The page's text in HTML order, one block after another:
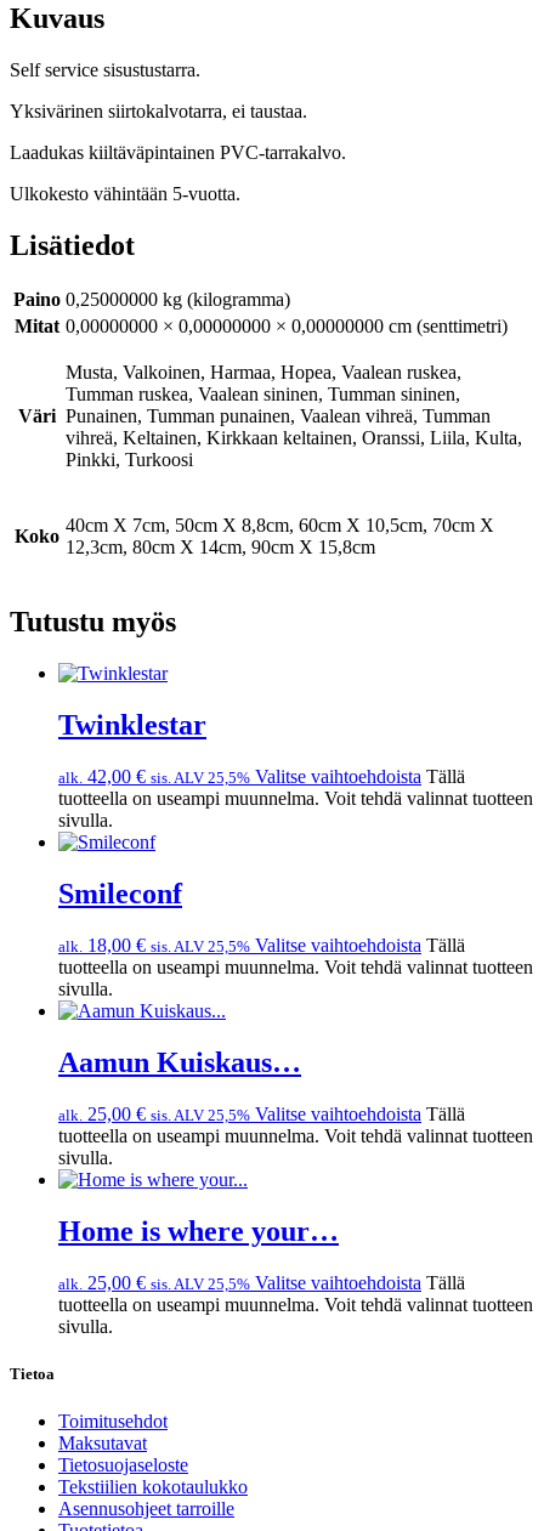
Kuvaus
Self service sisustustarra.
Yksivärinen siirtokalvotarra, ei taustaa.
Laadukas kiiltäväpintainen PVC-tarrakalvo.
Ulkokesto vähintään 5-vuotta.
Lisätiedot
Paino 0,25000000 kg (kilogramma)
Mitat 0,00000000 × 0,00000000 × 0,00000000 cm (senttimetri)
Väri
Musta, Valkoinen, Harmaa, Hopea, Vaalean ruskea,
Tumman ruskea, Vaalean sininen, Tumman sininen,
Punainen, Tumman punainen, Vaalean vihreä, Tumman
vihreä, Keltainen, Kirkkaan keltainen, Oranssi, Liila, Kulta,
Pinkki, Turkoosi
Koko
40cm X 7cm, 50cm X 8,8cm, 60cm X 10,5cm, 70cm X
12,3cm, 80cm X 14cm, 90cm X 15,8cm
Tutustu myös
Twinklestar
alk. 42,00 € sis. ALV 25,5% Valitse vaihtoehdoista Tällä
tuotteella on useampi muunnelma. Voit tehdä valinnat tuotteen
sivulla.
Smileconf
alk. 18,00 € sis. ALV 25,5% Valitse vaihtoehdoista Tällä
tuotteella on useampi muunnelma. Voit tehdä valinnat tuotteen
sivulla.
Aamun Kuiskaus…
alk. 25,00 € sis. ALV 25,5% Valitse vaihtoehdoista Tällä
tuotteella on useampi muunnelma. Voit tehdä valinnat tuotteen
sivulla.
Home is where your…
alk. 25,00 € sis. ALV 25,5% Valitse vaihtoehdoista Tällä
tuotteella on useampi muunnelma. Voit tehdä valinnat tuotteen
sivulla.
Tietoa
Toimitusehdot
Maksutavat
Tietosuojaseloste
Tekstiilien kokotaulukko
Asennusohjeet tarroille